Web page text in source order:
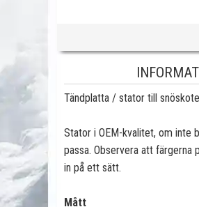
Tändplatta / stator till
Stator i OEM-kvalitet, om inte
passa. Observera att färgerna
in på ett sätt.
Mått